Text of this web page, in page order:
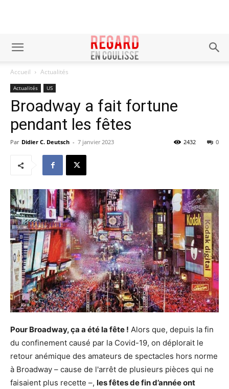
Accueil Actualités
Actualités US
Broadway a fait fortune
pendant les fêtes
Par Didier C. Deutsch - 7 janvier 2023 0
2432
Pour Broadway, ça a été la fête ! Alors que, depuis la fin
du confinement causé par la Covid-19, on déplorait le
retour anémique des amateurs de spectacles hors norme
à Broadway – cause de l'arrêt de plusieurs pièces qui ne
faisaient plus recette –, les fêtes de fin d’année ont